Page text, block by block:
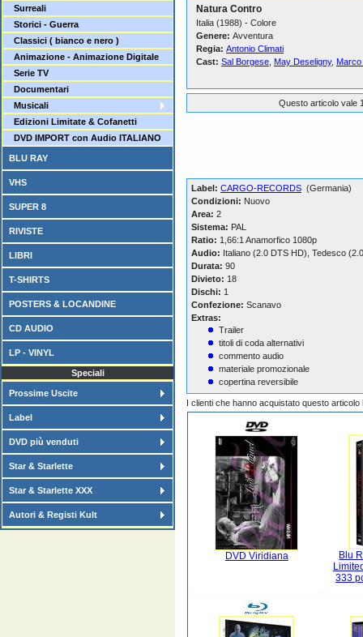
Surreali
Storici - Guerra
Classici ( bianco e nero )
Animazione - Animazione Digitale
Serie TV
Documentari
Musicali
Edizioni Limitate & Cofanetti
DVD IMPORT con Audio ITALIANO
BLU RAY
VHS
SUPER 8
RIVISTE
LIBRI
T-SHIRTS
POSTERS & LOCANDINE
CD AUDIO
LP - VINYL
Speciali
Prossime Uscite
Label
DVD più venduti
Star & Starlette
Star & Starlette XXX
Autori & Registi Kult
Natura Contro
Italia (1988) - Colore
Genere: Avventura
Regia: Antonio Climati
Cast: Sal Borgese May Deseligny,
Questo articolo vale
Label: CARGO-RECORDS (Germania)
Condizioni: Nuovo
Area: 2
Sistema: PAL
Ratio: 1,66:1 Anamorfico 1080p
Audio: Italiano (2.0 DTS HD), Tedesco
Durata: 90
Divieto: 18
Dischi: 1
Confezione: Scanavo
Extras:
Trailer
titoli di coda alternativi
commento audio
materiale promozionale
copertina reversibile
I clienti che hanno acquistato questo
DVD Viridiana
Blu
333